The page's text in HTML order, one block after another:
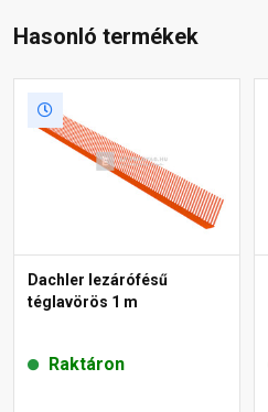
Hasonló termékek
Dachler lezárófésű
téglavörös 1 m
Raktáron